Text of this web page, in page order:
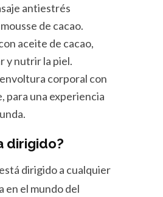
antiestrés
de cacao.
aceite de cacao,
y nutrir la piel.
corporal con
para una experiencia
dirigido?
dirigido a cualquier
en el mundo del